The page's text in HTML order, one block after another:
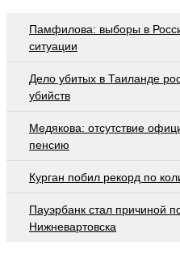
Памфилова: выборы в
ситуации
Дело убитых в Таиланде
убийств
Медякова: отсутствие
пенсию
Курган побил рекорд по
Пауэрбанк стал причиной
Нижневартовска